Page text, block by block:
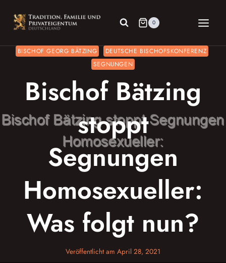
Inhalt
springen
0
BISCHOF GEORG BÄTZING
DEUTSCHE BISCHOFSKONFERENZ
SEGNUNGEN
Bischof Bätzing
stoppt
Segnungen
Homosexueller:
Was folgt nun?
Veröffentlicht am April 28, 2021